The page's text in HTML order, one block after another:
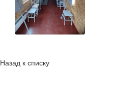
Назад к списку